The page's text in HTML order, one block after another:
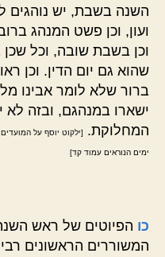
השנה בשבת, יש נוהגים
ועון, וכן פשט המנהג
וכן בשבת שובה, וכל
שהוא גם יום הדין. וכן
ברור שלא לומר אבינו
ישארו במנהגם, ובזה לא
המחלוקת.
[ילקוט יוסף על
ימים הנוראים עמוד קד]
כו הפיוטים של ראש
המשוררים הראשונים